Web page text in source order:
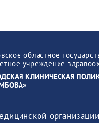
областное
учреждение
КЛИНИЧЕСКАЯ
организации